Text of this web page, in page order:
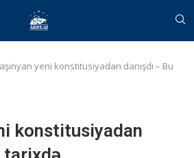
yeni konstitusiyadan danışdı – Bu
konstitusiyadan